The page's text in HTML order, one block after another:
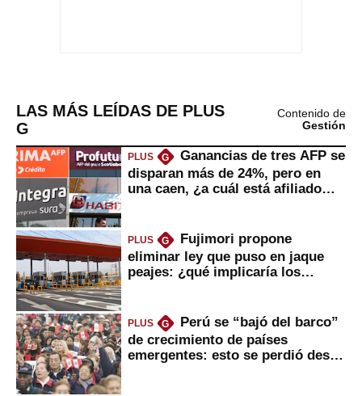
LAS MÁS LEÍDAS DE PLUS
G
Contenido de
Gestión
PLUS G
Ganancias de tres AFP se
disparan más de 24%, pero en
una caen, ¿a cuál está afiliado
PLUS G
Fujimori propone
eliminar ley que puso en jaque
peajes: ¿qué implicaría los
PLUS G
Perú se “bajó del barco”
de crecimiento de países
emergentes: esto se perdió desde